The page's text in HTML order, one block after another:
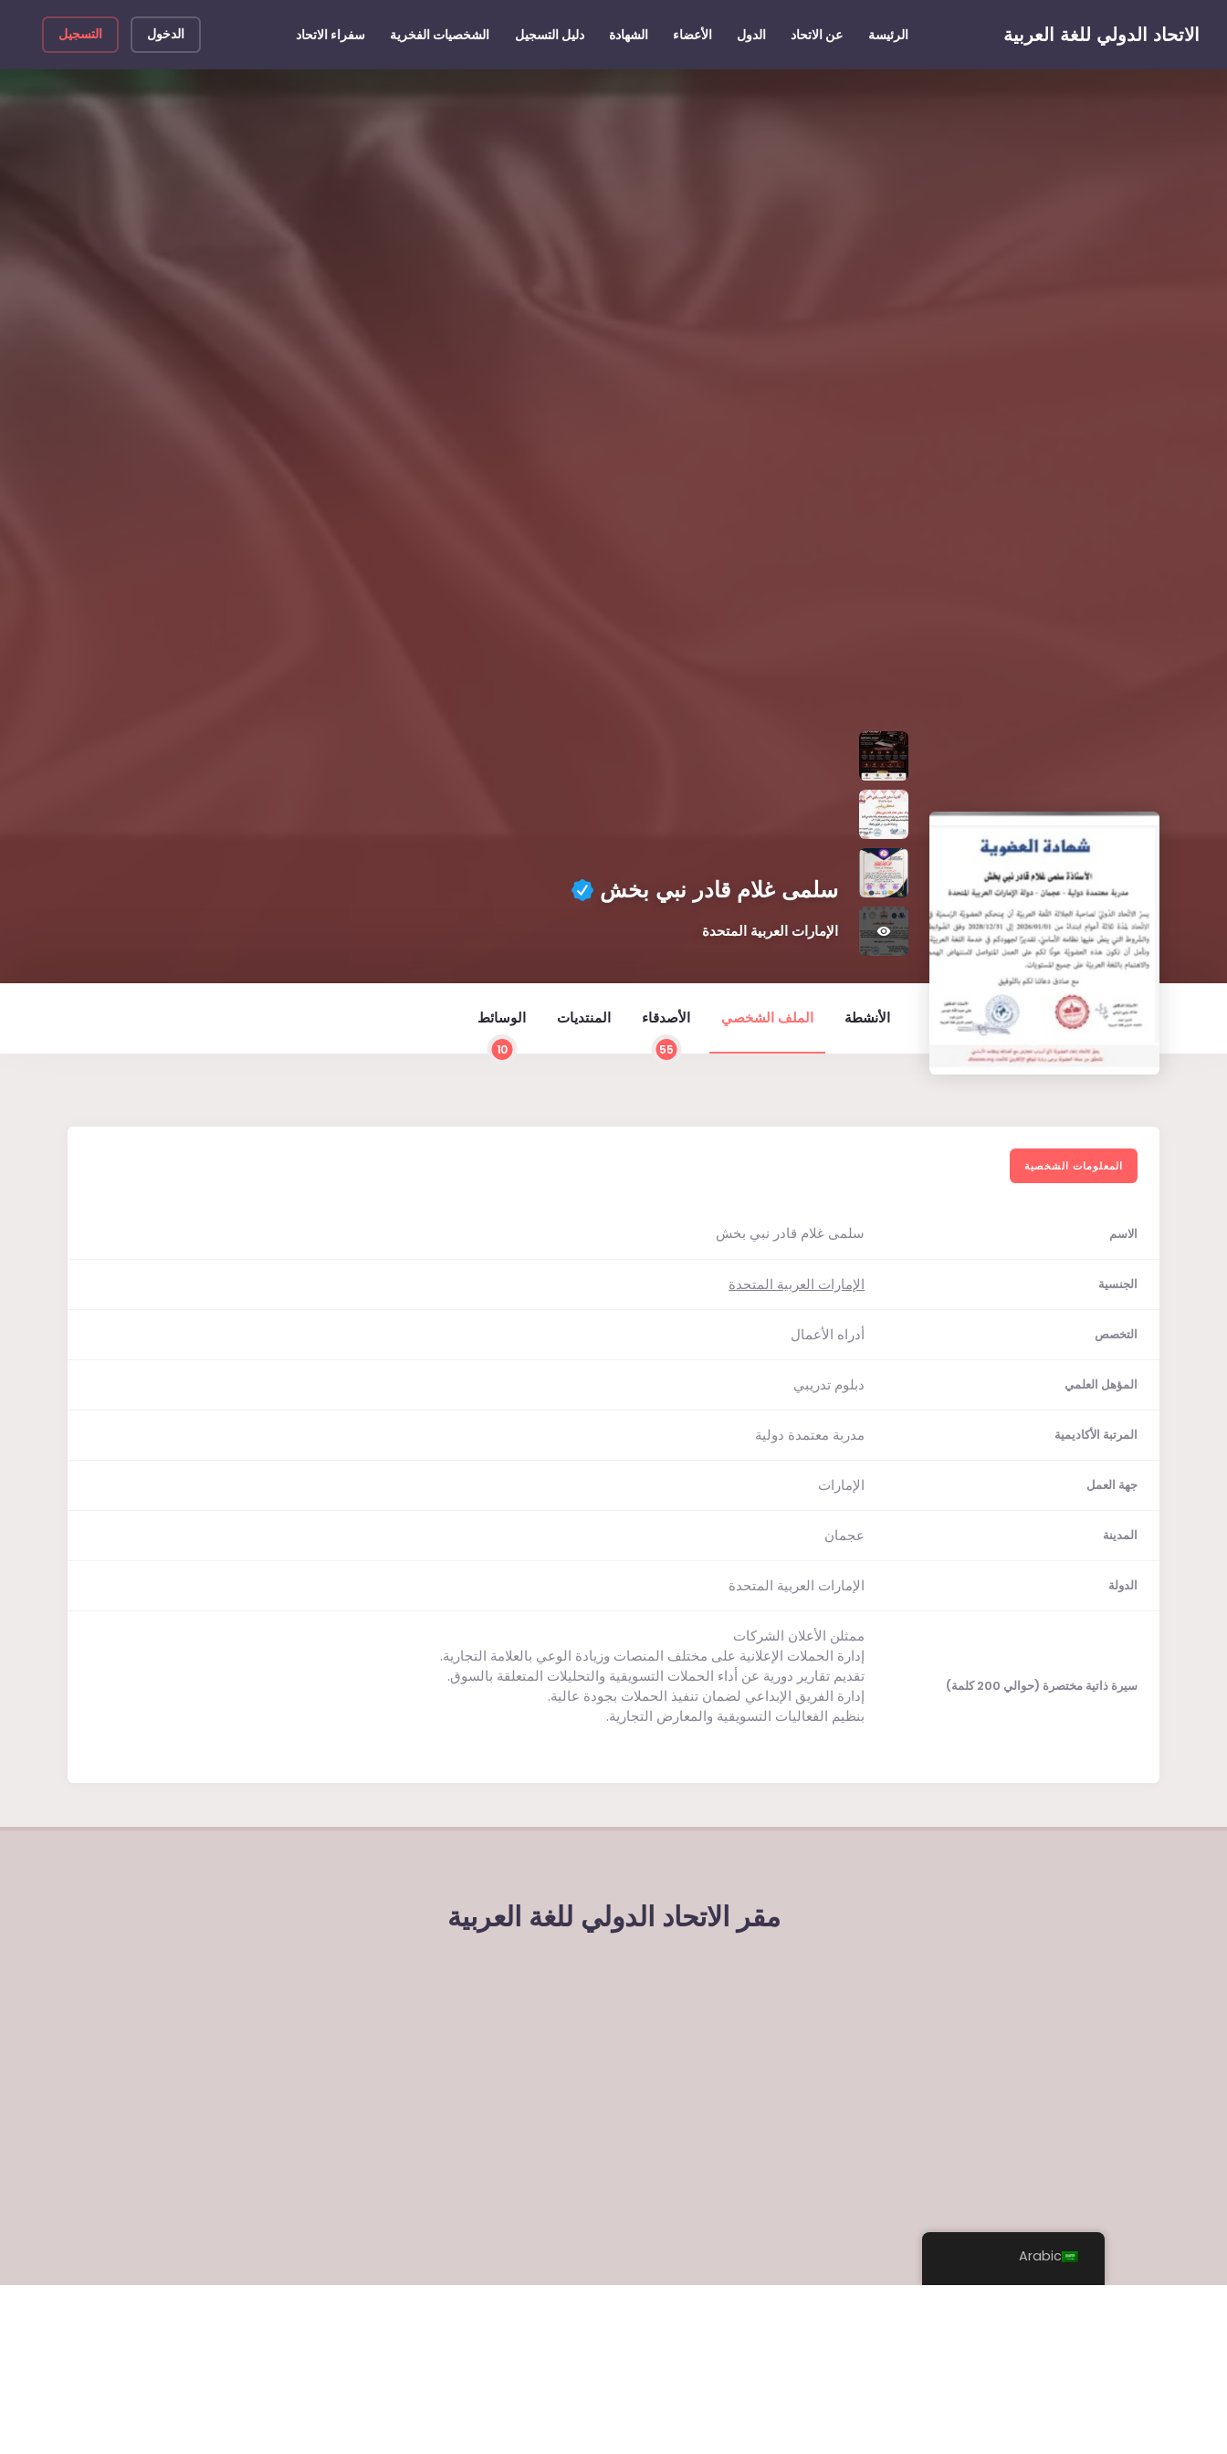
الاتحاد الدولي للغة العربية الرئيسة عن الاتحاد الدول الأعضاء الشهادة دليل التسجيل الشخصيات الفخرية سفراء الاتحاد الدخول التسجيل
سلمى غلام قادر نبي بخش
الإمارات العربية المتحدة
الأنشطة الملف الشخصي الأصدقاء
55
المنتديات الوسائط
10
المعلومات الشخصية
الاسم سلمى غلام قادر نبي بخش
الجنسية الإمارات العربية المتحدة
التخصص أدراه الأعمال
المؤهل العلمي دبلوم تدريبي
المرتبة الأكاديمية مدربة معتمدة دولية
جهة العمل الإمارات
المدينة عجمان
الدولة الإمارات العربية المتحدة
سيرة ذاتية مختصرة (حوالي 200 كلمة)
ممثلن الأعلان الشركات
إدارة الحملات الإعلانية على مختلف المنصات وزيادة الوعي بالعلامة التجارية.
تقديم تقارير دورية عن أداء الحملات التسويقية والتحليلات المتعلقة بالسوق.
إدارة الفريق الإبداعي لضمان تنفيذ الحملات بجودة عالية.
بنظيم الفعاليات التسويقية والمعارض التجارية.
مقر الاتحاد الدولي للغة العربية
Arabic